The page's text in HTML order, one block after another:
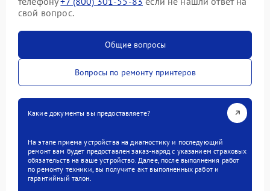
свой вопрос.
Общие вопросы
Вопросы по ремонту принтеров
Какие документы вы предоставляете?
На этапе приема устройства на диагностику и последующий
ремонт вам будет предоставлен заказ-наряд с указанием страховых
обязательств на ваше устройство. Далее, после выполнения работ
по ремонту техники, вы получите акт выполненных работ и
гарантийный талон.